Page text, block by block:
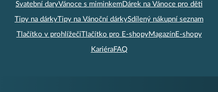
Svatební daryVánoce s miminkemDárek na Vánoce pro děti
Tipy na dárkyTipy na Vánoční dárkySdílený nákupní seznam
Tlačítko v prohlížečiTlačítko pro E-shopyMagazínE-shopy
KariéraFAQ